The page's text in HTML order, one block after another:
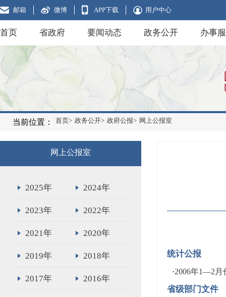
邮箱 微博 APP下载 用户中心
首页 省政府 要闻动态 政务公开 办事
当前位置： 首页> 政务公开> 政府公报> 网上公报室
网上公报室
2025年 2024年
2023年 2022年
2021年 2020年
2019年 2018年
2017年 2016年
统计公报
·2006年1—2月
省级部门文件